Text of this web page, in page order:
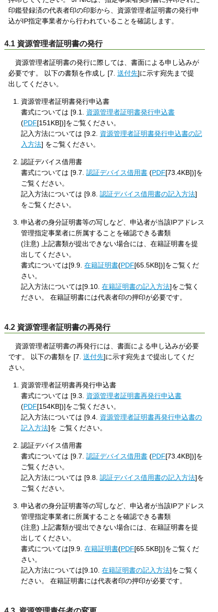
印鑑登録済の代表者印の印影から、資源管理者証明書の発行申
込がIP指定事業者から行われていることを確認します。
4.1 資源管理者証明書の発行
資源管理者証明書の発行に際しては、書面による申し込みが
必要です。 以下の書類を作成し [7.送付先]に示す宛先まで提
出してください。
資源管理者証明書発行申込書
書式については [9.1. 資源管理者証明書発行申込書
(PDF[151KB])]をご覧ください。
記入方法については [9.2. 資源管理者証明書発行申込書の記
入方法] をご覧ください。
認証デバイス借用書
書式については [9.7.認証デバイス借用書 (PDF[73.4KB])]を
ご覧ください。
記入方法については [9.8.認証デバイス借用書の記入方法]
をご覧ください。
申込者の身分証明書等の写しなど、申込者が当該IPアドレス
管理指定事業者に所属することを確認できる書類
(注意) 上記書類が提出できない場合には、在籍証明書を提
出してください。
書式については[9.9.在籍証明書(PDF[65.5KB])]をご覧くだ
さい。
記入方法については[9.10.在籍証明書の記入方法]をご覧く
ださい。 在籍証明書には代表者印の押印が必要です。
4.2 資源管理者証明書の再発行
資源管理者証明書の再発行には、書面による申し込みが必要
です。 以下の書類を [7.送付先]に示す宛先まで提出してくだ
さい。
資源管理者証明書再発行申込書
書式については [9.3. 資源管理者証明書再発行申込書
(PDF[154KB])]をご覧ください。
記入方法については [9.4. 資源管理者証明書再発行申込書の
記入方法]を ご覧ください。
認証デバイス借用書
書式については [9.7.認証デバイス借用書 (PDF[73.4KB])]を
ご覧ください。
記入方法については [9.8.認証デバイス借用書の記入方法]を
ご覧ください。
申込者の身分証明書等の写しなど、申込者が当該IPアドレス
管理指定事業者に所属することを確認できる書類
(注意) 上記書類が提出できない場合には、在籍証明書を提
出してください。
書式については[9.9.在籍証明書(PDF[65.5KB])]をご覧くだ
さい。
記入方法については[9.10.在籍証明書の記入方法]をご覧く
ださい。 在籍証明書には代表者印の押印が必要です。